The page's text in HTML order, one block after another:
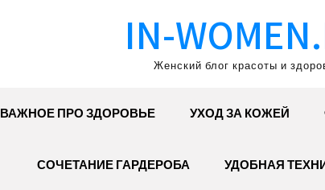
IN-
Женский блог красоты и
ВАЖНОЕ ПРО ЗДОРОВЬЕ УХОД ЗА КОЖЕЙ
СОЧЕТАНИЕ ГАРДЕРОБА УДОБНАЯ